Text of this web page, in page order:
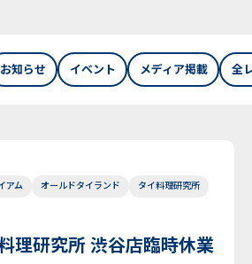
Thai
お知らせ イベント メディア掲載 全
アム オールドタイランド
タイ料理研究所
理研究所 渋谷店臨時休業